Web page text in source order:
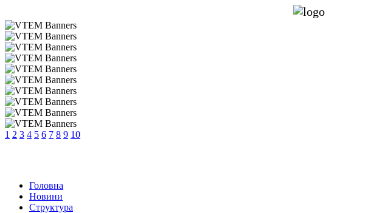
1 2 3 4 5 6 7 8 9 10
Головна
Новини
Структура